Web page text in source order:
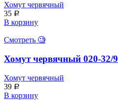
Хомут червячный
35 Р
В корзину
Смотреть 🧐
Хомут червячный 020-32/9
Хомут червячный
39 Р
В корзину